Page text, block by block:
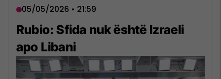
05/05/2026 • 21:59
Rubio: Sfida nuk është Izraeli
apo Libani